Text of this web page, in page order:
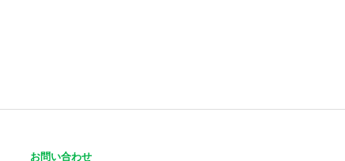
お問い合わせ